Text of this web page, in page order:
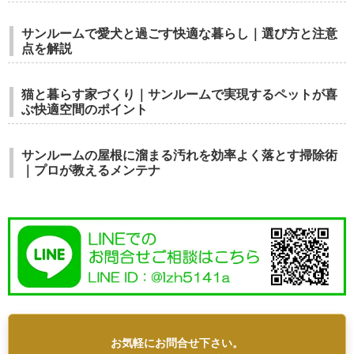
サンルームで愛犬と過ごす快適な暮らし｜選び方と注意
点を解説
猫と暮らす家づくり｜サンルームで実現するペットが喜
ぶ快適空間のポイント
サンルームの屋根に溜まる汚れを効率よく落とす掃除術
｜プロが教えるメンテナ
お気軽にお問合せ下さい。